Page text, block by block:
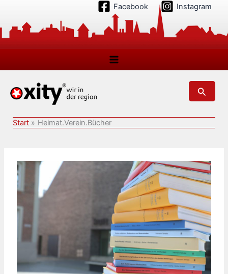
springen
Facebook Instagram
Suchen
Start Heimat.Verein.Bücher